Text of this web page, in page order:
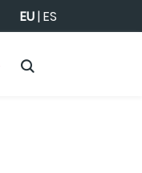
EU|ES